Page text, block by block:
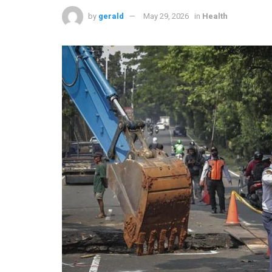
by gerald May 29, 2026 in Health